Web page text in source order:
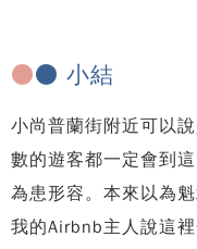
●● 小結
小尚普蘭街附近可以
數的遊客都一定會到
為患形容。本來以為
我的Airbnb主人說這